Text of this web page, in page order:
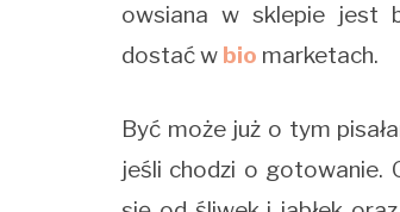
owsiana w sklepie jest
dostać w bio marketach.
Być może już o tym
jeśli chodzi o gotowanie.